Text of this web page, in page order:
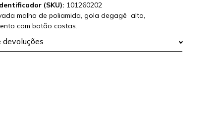
(SKU): 101260202
malha de poliamida, gola degagê alta,
com botão costas.
devoluções